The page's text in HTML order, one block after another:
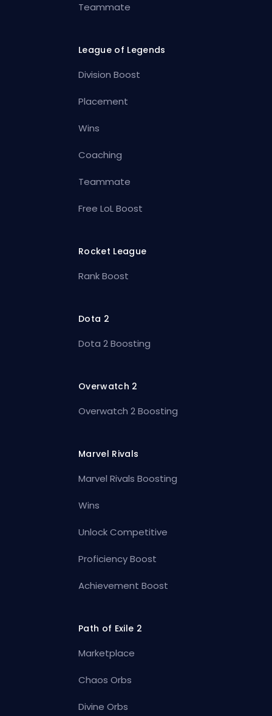
Teammate
League of Legends
Division Boost
Placement
Wins
Coaching
Teammate
Free LoL Boost
Rocket League
Rank Boost
Dota 2
Dota 2 Boosting
Overwatch 2
Overwatch 2 Boosting
Marvel Rivals
Marvel Rivals Boosting
Wins
Unlock Competitive
Proficiency Boost
Achievement Boost
Path of Exile 2
Marketplace
Chaos Orbs
Divine Orbs